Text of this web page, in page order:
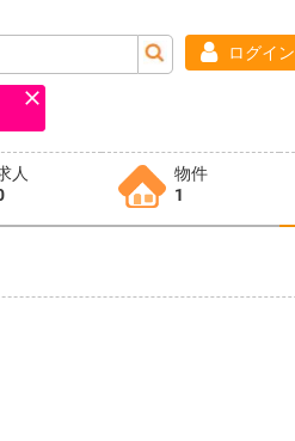
ログイン
人
物件
1